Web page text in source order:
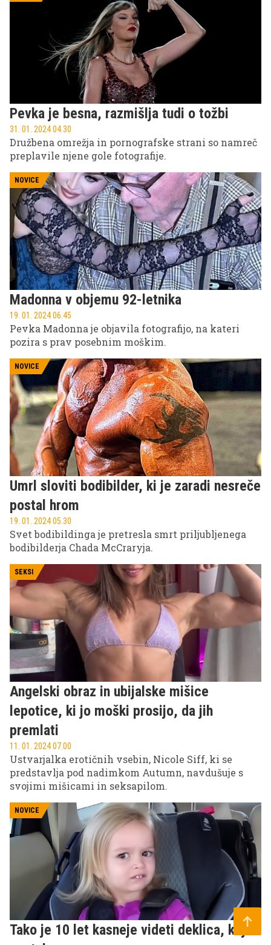
Pevka je besna, razmišlja tudi o tožbi
31. 01. 2024 04.30
Družbena omrežja in pornografske strani so namreč
preplavile njene gole fotografije.
NOVICE
Madonna v objemu 92-letnika
19. 01. 2024 06.45
Pevka Madonna je objavila fotografijo, na kateri
pozira s prav posebnim moškim.
NOVICE
Umrl sloviti bodibilder, ki je zaradi nesreče
postal hrom
19. 01. 2024 05.30
Svet bodibildinga je pretresla smrt priljubljenega
bodibilderja Chada McCraryja.
SEKSI
Angelski obraz in ubijalske mišice
lepotice, ki jo moški prosijo, da jih
premlati
11. 01. 2024 07.00
Ustvarjalka erotičnih vsebin, Nicole Siff, ki se
predstavlja pod nadimkom Autumn, navdušuje s
svojimi mišicami in seksapilom.
NOVICE
Tako je 10 let kasneje videti deklica, ki je